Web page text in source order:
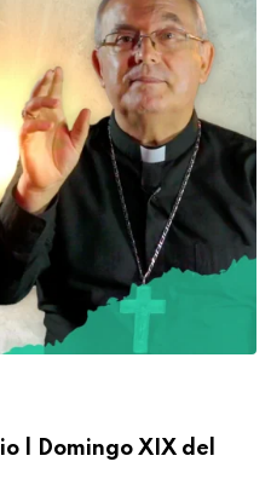
| Domingo XIX del